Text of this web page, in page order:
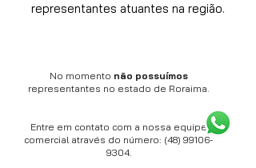
representantes atuantes na região.
No momento não possuímos
representantes no estado de Roraima.
Entre em contato com a nossa equipe
comercial através do número: (48) 99106-
9304.